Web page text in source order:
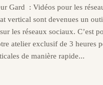
Gard : Vidéos pour les
vertical sont devenues un
les réseaux sociaux. C’est
atelier exclusif de 3 heures
de manière rapide...